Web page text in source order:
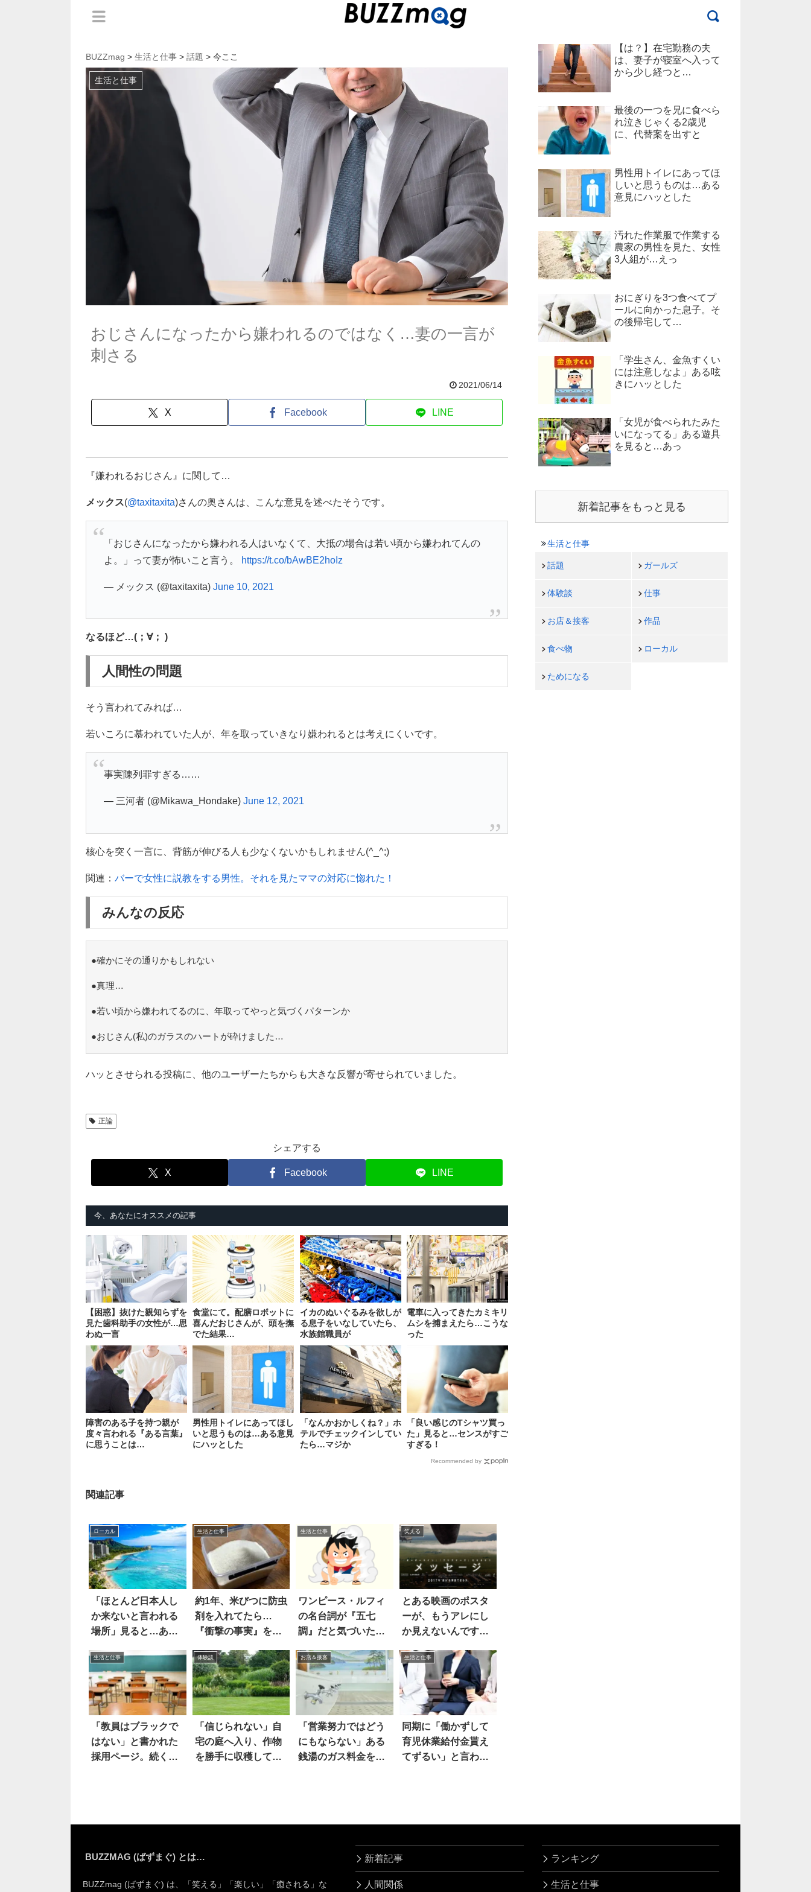
BUZZmag > 生活と仕事 > 話題 > 今ここ
生活と仕事
おじさんになったから嫌われるのではなく…妻の一言が
刺さる
2021/06/14
X Facebook LINE
『嫌われるおじさん』に関して…
メックス(@taxitaxita)さんの奥さんは、こんな意見を述べたそうです。
「おじさんになったから嫌われる人はいなくて、大抵の場合は若い頃から嫌われてんの
よ。」って妻が怖いこと言う。
https://t.co/bAwBE2hoIz
— メックス (@taxitaxita) June 10, 2021
なるほど…(；∀； )
人間性の問題
そう言われてみれば…
若いころに慕われていた人が、年を取っていきなり嫌われるとは考えにくいです。
事実陳列罪すぎる……
— 三河者 (@Mikawa_Hondake) June 12, 2021
核心を突く一言に、背筋が伸びる人も少なくないかもしれません(^_^;)
関連： バーで女性に説教をする男性。それを見たママの対応に惚れた！
みんなの反応
●確かにその通りかもしれない
●真理…
●若い頃から嫌われてるのに、年取ってやっと気づくパターンか
●おじさん(私)のガラスのハートが砕けました…
ハッとさせられる投稿に、他のユーザーたちからも大きな反響が寄せられていました。
正論
シェアする
X Facebook LINE
今、あなたにオススメの記事
【困惑】抜けた親知らずを
見た歯科助手の女性が…思
わぬ一言
食堂にて。配膳ロボットに
喜んだおじさんが、頭を撫
でた結果…
イカのぬいぐるみを欲しが
る息子をいなしていたら、
水族館職員が
電車に入ってきたカミキリ
ムシを捕まえたら…こうな
った
障害のある子を持つ親が
度々言われる『ある言葉』
に思うことは…
男性用トイレにあってほし
いと思うものは…ある意見
にハッとした
「なんかおかしくね？」ホ
テルでチェックインしてい
たら…マジか
「良い感じのTシャツ買っ
た」見ると…センスがすご
すぎる！
Recommended by
関連記事
ローカル
「ほとんど日本人し
か来ないと言われる
場所」見ると…あ
生活と仕事
約1年、米びつに防虫
剤を入れてたら…
『衝撃の事実』を知
生活と仕事
ワンピース・ルフィ
の名台詞が『五七
調』だと気づいた結
笑える
とある映画のポスタ
ーが、もうアレにし
か見えないんですけ
生活と仕事
「教員はブラックで
はない」と書かれた
採用ページ。続く言
体験談
「信じられない」自
宅の庭へ入り、作物
を勝手に収穫してい
お店＆接客
「営業努力ではどう
にもならない」ある
銭湯のガス料金を見
生活と仕事
同期に「働かずして
育児休業給付金貰え
てずるい」と言わ
【は？】在宅勤務の夫
は、妻子が寝室へ入って
から少し経つと…
最後の一つを兄に食べら
れ泣きじゃくる2歳児
に、代替案を出すと
男性用トイレにあってほ
しいと思うものは…ある
意見にハッとした
汚れた作業服で作業する
農家の男性を見た、女性
3人組が…えっ
おにぎりを3つ食べてプ
ールに向かった息子。そ
の後帰宅して…
「学生さん、金魚すくい
には注意しなよ」ある呟
きにハッとした
「女児が食べられたみた
いになってる」ある遊具
を見ると…あっ
新着記事をもっと見る
生活と仕事
話題 ガールズ
体験談 仕事
お店＆接客 作品
食べ物 ローカル
ためになる
BUZZMAG (ばずまぐ) とは…
BUZZmag (ばずまぐ) は、「笑える」「楽しい」「癒される」な
新着記事
人間関係
ランキング
生活と仕事